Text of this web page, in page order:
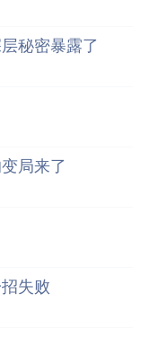
秘密暴露了
局来了
失败